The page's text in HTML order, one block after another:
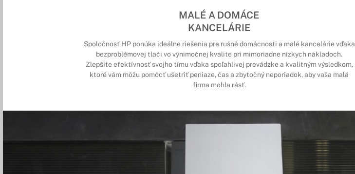
MALÉ A DOMÁCE
KANCELÁRIE
Spoločnosť HP ponúka ideálne riešenia pre rušné domácnosti a malé kancelárie vďaka
bezproblémovej tlači vo výnimočnej kvalite pri mimoriadne nízkych nákladoch.
Zlepšite efektívnosť svojho tímu vďaka spoľahlivej prevádzke a kvalitným výsledkom,
ktoré vám môžu pomôcť ušetriť peniaze, čas a zbytočný neporiadok, aby vaša malá
firma mohla rásť.